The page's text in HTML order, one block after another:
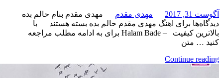
مهدی مقدم
برای اهنگ مهدی مقدم حالم بده بسته هستند
مهدی مقدم بنام حالم بده
با
بالاترین کیفیت – Halam Bade برای به ادامه مطلب مراجعه